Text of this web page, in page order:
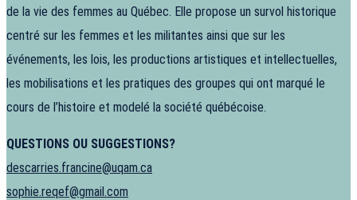
de la vie des femmes au Québec. Elle propose un survol historique
centré sur les femmes et les militantes ainsi que sur les
événements, les lois, les productions artistiques et intellectuelles,
les mobilisations et les pratiques des groupes qui ont marqué le
cours de l’histoire et modelé la société québécoise.
QUESTIONS OU SUGGESTIONS?
descarries.francine@uqam.ca
sophie.reqef@gmail.com